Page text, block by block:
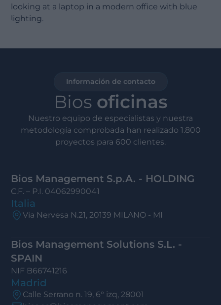
Información de contacto
Bios oficinas
Nuestro equipo de especialistas y nuestra
metodología comprobada han realizado 1.800
proyectos para 600 clientes.
Bios Management S.p.A. - HOLDING
C.F. – P.I. 04062990041
Italia
Via Nervesa N.21, 20139 MILANO - MI
Bios Management Solutions S.L. -
SPAIN
NIF B66741216
Madrid
Calle Serrano n. 19, 6° izq, 28001